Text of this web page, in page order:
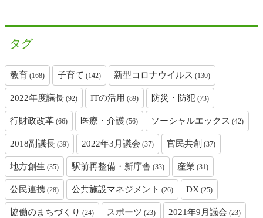
タグ
教育 (168) 子育て (142) 新型コロナウイルス (130)
2022年度議長 (92) ITの活用 (89) 防災・防犯 (73)
行財政改革 (66) 医療・介護 (56) ソーシャルエックス (42)
2018副議長 (39) 2022年3月議会 (37) 官民共創 (37)
地方創生 (35) 駅前再整備・新庁舎 (33) 産業 (31)
公民連携 (28) 公共施設マネジメント (26) DX (25)
協働のまちづくり (24) スポーツ (23) 2021年9月議会 (23)